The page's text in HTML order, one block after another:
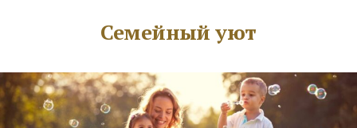
Семейный уют